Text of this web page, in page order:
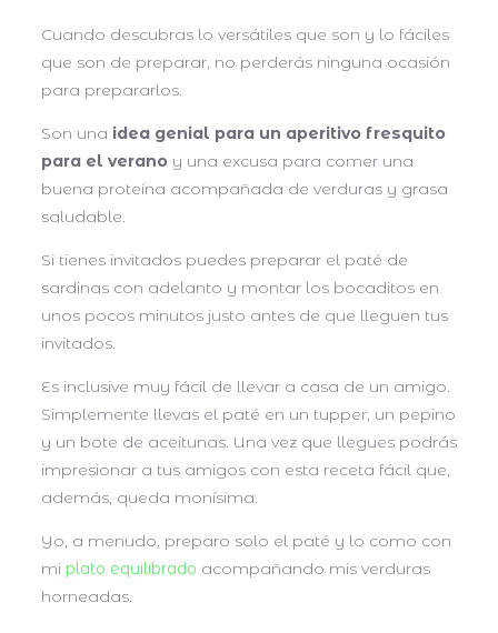
Cuando descubras lo versátiles que son y lo fáciles
que son de preparar, no perderás ninguna ocasión
para prepararlos.
Son una idea genial para un aperitivo fresquito
para el verano y una excusa para comer una
buena proteína acompañada de verduras y grasa
saludable.
Si tienes invitados puedes preparar el paté de
sardinas con adelanto y montar los bocaditos en
unos pocos minutos justo antes de que lleguen tus
invitados.
Es inclusive muy fácil de llevar a casa de un amigo.
Simplemente llevas el paté en un tupper, un pepino
y un bote de aceitunas. Una vez que llegues podrás
impresionar a tus amigos con esta receta fácil que,
además, queda monísima.
Yo, a menudo, preparo solo el paté y lo como con
mi plato equilibrado acompañando mis verduras
horneadas.